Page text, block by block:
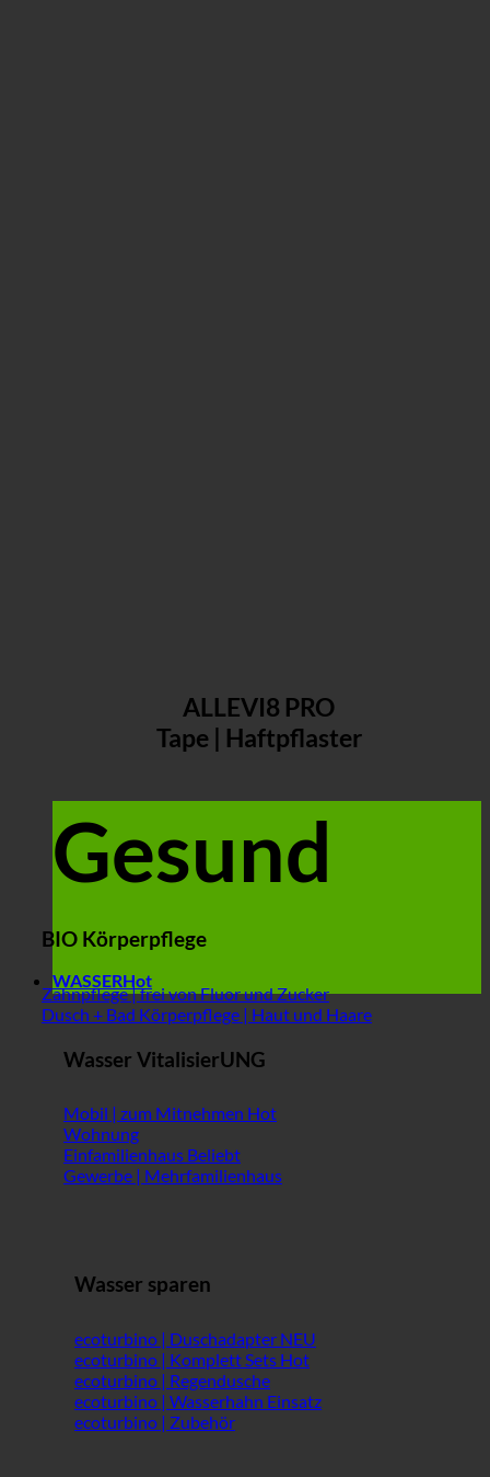
ALLEVI8 PRO
Tape | Haftpflaster
Gesund
BIO Körperpflege
Zahnpflege | frei von Fluor und Zucker
Dusch + Bad Körperpflege | Haut und Haare
WASSER
Wasser VitalisierUNG
Mobil | zum Mitnehmen
Wohnung
Einfamilienhaus
Gewerbe | Mehrfamilienhaus
Wasser sparen
ecoturbino | Duschadapter
ecoturbino | Komplett Sets
ecoturbino | Regendusche
ecoturbino | Wasserhahn Einsatz
ecoturbino | Zubehör